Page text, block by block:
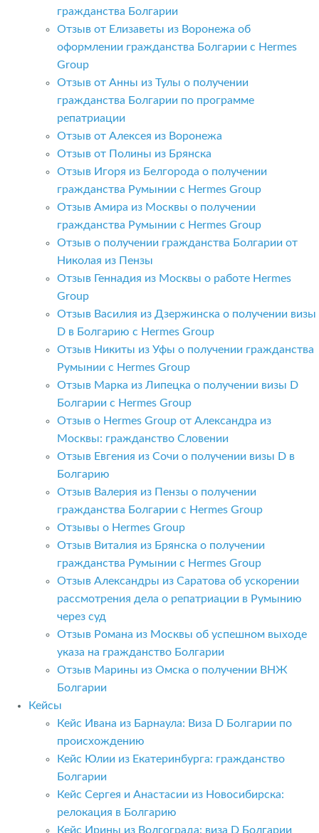
гражданства Болгарии
Отзыв от Елизаветы из Воронежа об
оформлении гражданства Болгарии с Hermes
Group
Отзыв от Анны из Тулы о получении
гражданства Болгарии по программе
репатриации
Отзыв от Алексея из Воронежа
Отзыв от Полины из Брянска
Отзыв Игоря из Белгорода о получении
гражданства Румынии с Hermes Group
Отзыв Амира из Москвы о получении
гражданства Румынии с Hermes Group
Отзыв о получении гражданства Болгарии от
Николая из Пензы
Отзыв Геннадия из Москвы о работе Hermes
Group
Отзыв Василия из Дзержинска о получении визы
D в Болгарию с Hermes Group
Отзыв Никиты из Уфы о получении гражданства
Румынии с Hermes Group
Отзыв Марка из Липецка о получении визы D
Болгарии с Hermes Group
Отзыв о Hermes Group от Александра из
Москвы: гражданство Словении
Отзыв Евгения из Сочи о получении визы D в
Болгарию
Отзыв Валерия из Пензы о получении
гражданства Болгарии с Hermes Group
Отзывы о Hermes Group
Отзыв Виталия из Брянска о получении
гражданства Румынии с Hermes Group
Отзыв Александры из Саратова об ускорении
рассмотрения дела о репатриации в Румынию
через суд
Отзыв Романа из Москвы об успешном выходе
указа на гражданство Болгарии
Отзыв Марины из Омска о получении ВНЖ
Болгарии
Кейсы
Кейс Ивана из Барнаула: Виза D Болгарии по
происхождению
Кейс Юлии из Екатеринбурга: гражданство
Болгарии
Кейс Сергея и Анастасии из Новосибирска:
релокация в Болгарию
Кейс Ирины из Волгограда: виза D Болгарии